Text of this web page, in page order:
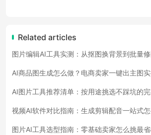
Related articles
图片编辑AI工具实测：从抠图换背景到批量
AI商品图生成怎么做？电商卖家一键出主图
AI图片工具推荐清单：按用途挑选不踩坑的
视频AI软件对比指南：生成剪辑配音一站式
图片AI工具选型指南：零基础卖家怎么挑最